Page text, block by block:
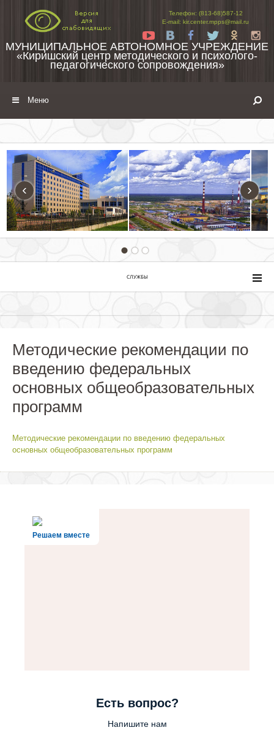
Телефон: (813-68)587-12
E-mail: kir.center.mpps@mail.ru
Yt
Tw
МУНИЦИПАЛЬНОЕ АВТОНОМНОЕ УЧРЕЖДЕНИЕ
«Киришский центр методического и психолого-
педагогического сопровождения»
Меню
‹ ›
СЛУЖБЫ
Методические рекомендации по
введению федеральных
основных общеобразовательных
программ
Методические рекомендации по введению федеральных
основных общеобразовательных программ
Решаем вместе
Есть вопрос?
Напишите нам